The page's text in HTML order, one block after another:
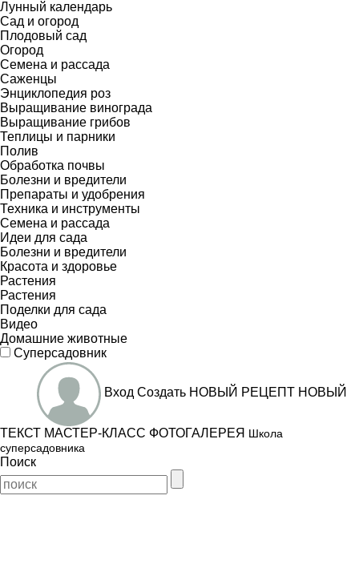
Лунный календарь
Сад и огород
Плодовый сад
Огород
Семена и рассада
Саженцы
Энциклопедия роз
Выращивание винограда
Выращивание грибов
Теплицы и парники
Полив
Обработка почвы
Болезни и вредители
Препараты и удобрения
Техника и инструменты
Семена и рассада
Идеи для сада
Болезни и вредители
Красота и здоровье
Растения
Растения
Поделки для сада
Видео
Домашние животные
Суперсадовник
Вход Создать НОВЫЙ РЕЦЕПТ НОВЫЙ
ТЕКСТ МАСТЕР-КЛАСС ФОТОГАЛЕРЕЯ Школа
суперсадовника
Поиск